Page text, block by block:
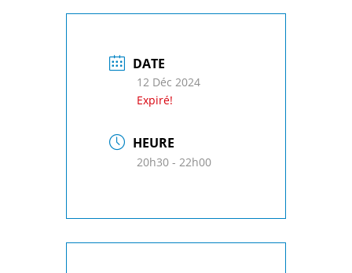
DATE
12 Déc 2024
Expiré!
HEURE
20h30 - 22h00